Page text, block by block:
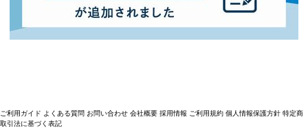
ご利用ガイド よくある質問 お問い合わせ 会社概要 採用情報 ご利用規約 個人情報保護方針 特定商
取引法に基づく表記